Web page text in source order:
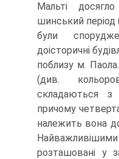
Мальті
шинський період
були
доісторичні
поблизу м.
(див.
складаються з
причому
належить вона
розташовані у